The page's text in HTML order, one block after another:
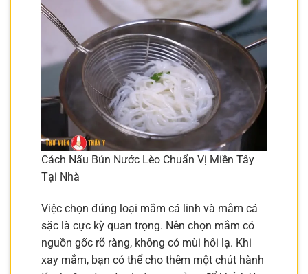
Cách Nấu Bún Nước Lèo Chuẩn Vị Miền Tây
Tại Nhà
Việc chọn đúng loại mắm cá linh và mắm cá
sặc là cực kỳ quan trọng. Nên chọn mắm có
nguồn gốc rõ ràng, không có mùi hôi lạ. Khi
xay mắm, bạn có thể cho thêm một chút hành